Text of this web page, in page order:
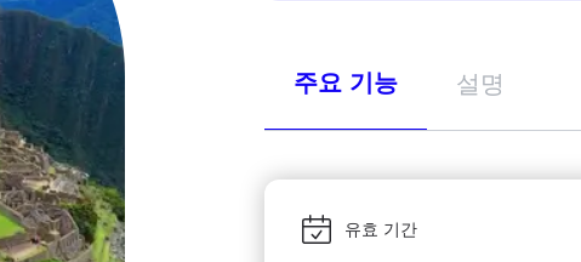
주요 기능 설명
유효 기간